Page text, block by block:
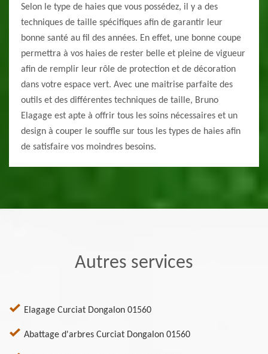
Selon le type de haies que vous possédez, il y a des
techniques de taille spécifiques afin de garantir leur
bonne santé au fil des années. En effet, une bonne coupe
permettra à vos haies de rester belle et pleine de vigueur
afin de remplir leur rôle de protection et de décoration
dans votre espace vert. Avec une maitrise parfaite des
outils et des différentes techniques de taille, Bruno
Elagage est apte à offrir tous les soins nécessaires et un
design à couper le souffle sur tous les types de haies afin
de satisfaire vos moindres besoins.
Autres services
Elagage Curciat Dongalon 01560
Abattage d'arbres Curciat Dongalon 01560